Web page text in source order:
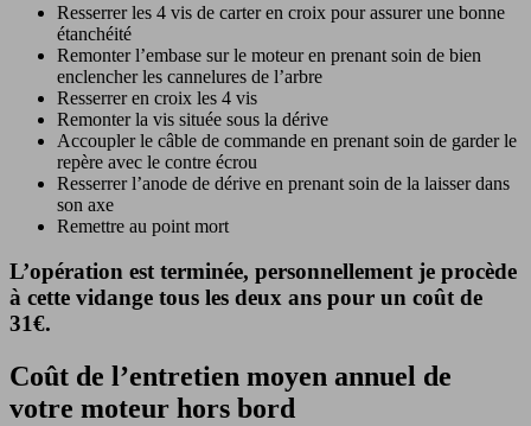
Resserrer les 4 vis de carter en croix pour assurer une bonne
étanchéité
Remonter l’embase sur le moteur en prenant soin de bien
enclencher les cannelures de l’arbre
Resserrer en croix les 4 vis
Remonter la vis située sous la dérive
Accoupler le câble de commande en prenant soin de garder le
repère avec le contre écrou
Resserrer l’anode de dérive en prenant soin de la laisser dans
son axe
Remettre au point mort
L’opération est terminée, personnellement je procède
à cette vidange tous les deux ans pour un coût de
31€.
Coût de l’entretien moyen annuel de
votre moteur hors bord